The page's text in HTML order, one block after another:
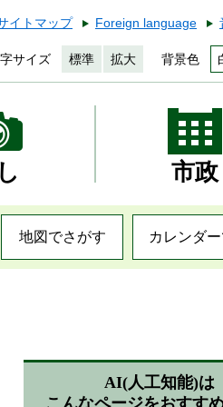
イトマップ Foreign language
サイズ 標準 拡大 背景色
市政
地図でさがす カレンダ
AI(人工知能)は
こんなページをおすす